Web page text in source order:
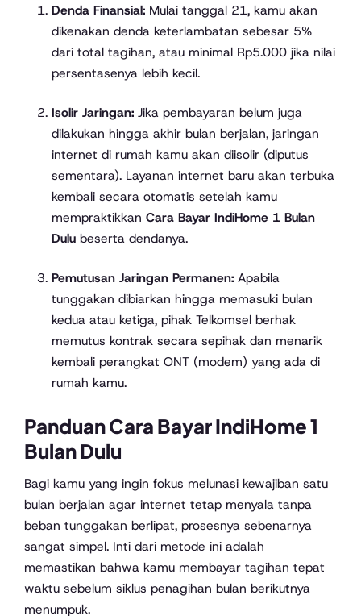
Denda Finansial:Mulai tanggal 21, kamu akan
dikenakan denda keterlambatan sebesar 5%
dari total tagihan, atau minimal Rp5.000 jika nilai
persentasenya lebih kecil.
Isolir Jaringan:Jika pembayaran belum juga
dilakukan hingga akhir bulan berjalan, jaringan
internet di rumah kamu akan diisolir (diputus
sementara). Layanan internet baru akan terbuka
kembali secara otomatis setelah kamu
mempraktikkan Cara Bayar IndiHome 1 Bulan
Dulubeserta dendanya.
Pemutusan Jaringan Permanen:Apabila
tunggakan dibiarkan hingga memasuki bulan
kedua atau ketiga, pihak Telkomsel berhak
memutus kontrak secara sepihak dan menarik
kembali perangkat ONT (modem) yang ada di
rumah kamu.
Panduan Cara Bayar IndiHome 1
Bulan Dulu
Bagi kamu yang ingin fokus melunasi kewajiban satu
bulan berjalan agar internet tetap menyala tanpa
beban tunggakan berlipat, prosesnya sebenarnya
sangat simpel. Inti dari metode ini adalah
memastikan bahwa kamu membayar tagihan tepat
waktu sebelum siklus penagihan bulan berikutnya
menumpuk.